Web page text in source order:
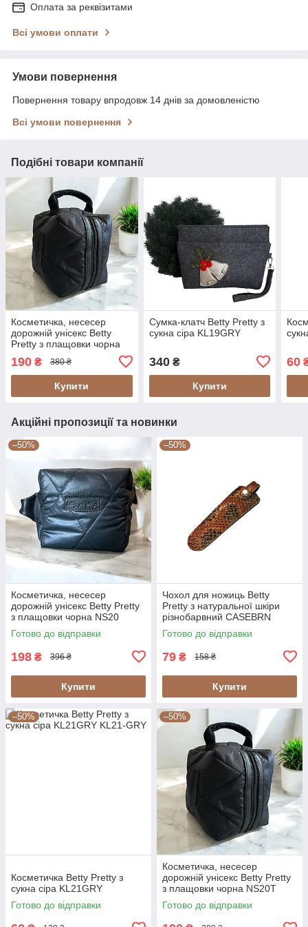
Оплата за реквізитами
Всі умови оплати
Умови повернення
Повернення товару впродовж 14 днів за домовленістю
Всі умови повернення
Подібні товари компанії
Косметичка, несесер
дорожній унісекс Betty
Pretty з плащовки чорна
190 ₴ 380 ₴
Купити
Сумка-клатч Betty Pretty з
сукна сіра KL19GRY
340₴
Купити
60
Акційні пропозиції та новинки
–50%
Косметичка, несесер
дорожній унісекс Betty Pretty
з плащовки чорна NS20
Готово до відправки
198 ₴ 396 ₴
Купити
–50%
Чохол для ножиць Betty
Pretty з натуральної шкіри
різнобарвний CASEBRN
Готово до відправки
79 ₴ 158 ₴
Купити
–50%
Косметичка Betty Pretty з
сукна сіра KL21GRY
Готово до відправки
–50%
Косметичка, несесер
дорожній унісекс Betty Pretty
з плащовки чорна NS20T
Готово до відправки